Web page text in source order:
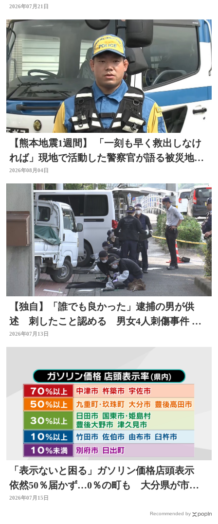
被害防止呼びかけ
2026年07月21日
【熊本地震1週間】 「一刻も早く救出しなけ
れば」現地で活動した警察官が語る被災地の
状況 大分
2026年08月04日
【独自】「誰でも良かった」逮捕の男が供
述 刺したこと認める 男女4人刺傷事件 被
害者と面識なし 大分
2026年07月13日
「表示ないと困る」ガソリン価格店頭表示
依然50％届かず…0％の町も 大分県が市町
村ごとの結果公表
2026年07月15日
Recommended by